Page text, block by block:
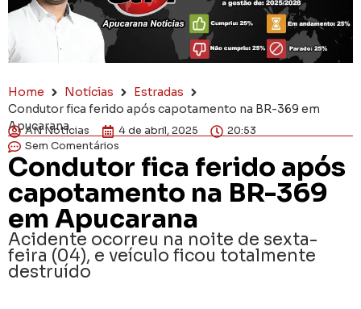
Home Notícias
Estradas
Condutor fica ferido após capotamento na BR-369 em
Apucarana
AN Notícias 4 de abril, 2025
20:53
Sem Comentários
Condutor fica ferido após
capotamento na BR-369
em Apucarana
Acidente ocorreu na noite de sexta-
feira (04), e veículo ficou totalmente
destruído